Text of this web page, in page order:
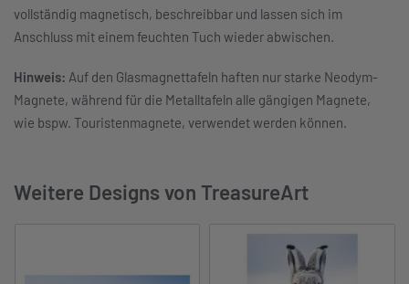
vollständig magnetisch, beschreibbar und lassen sich im
Anschluss mit einem feuchten Tuch wieder abwischen.
Hinweis: Auf den Glasmagnettafeln haften nur starke Neodym-
Magnete, während für die Metalltafeln alle gängigen Magnete,
wie bspw. Touristenmagnete, verwendet werden können.
Weitere Designs von TreasureArt